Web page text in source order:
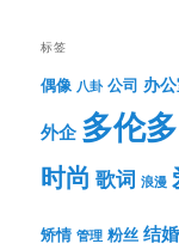
标签
偶像 八卦 公司 办
外企 多伦多
时尚 歌词 浪漫
矫情 管理 粉丝 结婚